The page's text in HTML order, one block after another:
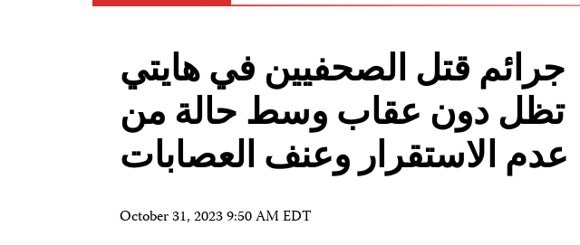
جرائم قتل الصحفيين في هايتي
تظل دون عقاب وسط حالة من
عدم الاستقرار وعنف العصابات
October 31, 2023 9:50 AM EDT